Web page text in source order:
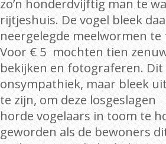
zo’n honderdvijftig man te
rijtjeshuis. De vogel bleek
neergelegde meelwormen
Voor € 5 mochten tien
bekijken en fotograferen.
onsympathiek, maar bleek
te zijn, om deze losgeslagen
horde vogelaars in toom te
geworden als de bewoners